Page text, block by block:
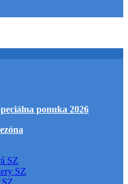
ponuka 2026
SZ
SZ